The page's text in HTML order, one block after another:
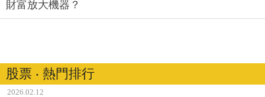
財富放大機器？
股票 ‧ 熱門排行
2026.02.12